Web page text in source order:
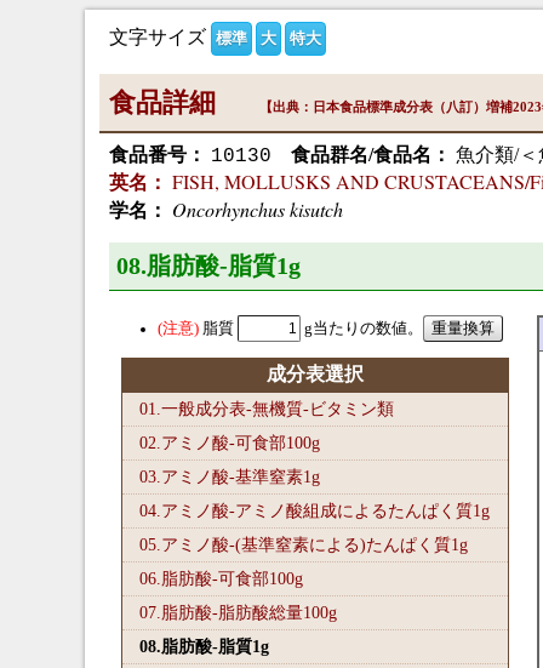
文字サイズ 標準 大 特大
食品詳細 【出典：日本食品標準成分表（八訂）増補
食品番号： 10130 食品群名/食品名： 魚介類/
英名： FISH, MOLLUSKS AND CRUSTACEANS/
学名： Oncorhynchus kisutch
08.脂肪酸-脂質1g
脂質 g当たりの数値。
成分表選択
01.一般成分表-無機質-ビタミン類
02.アミノ酸-可食部100g
03.アミノ酸-基準窒素1g
04.アミノ酸-アミノ酸組成によるたんぱく質1g
05.アミノ酸-(基準窒素による)たんぱく質1g
06.脂肪酸-可食部100g
07.脂肪酸-脂肪酸総量100g
08.脂肪酸-脂質1g